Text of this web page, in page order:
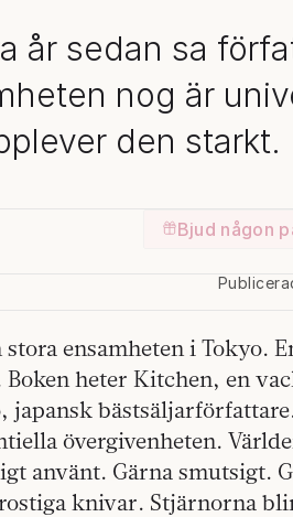
år sedan sa
nog är
den starkt.
Bjud någon
ensamheten i Tokyo.
heter Kitchen, en
japansk
övergivenheten.
använt. Gärna smutsigt.
knivar. Stjärnorna